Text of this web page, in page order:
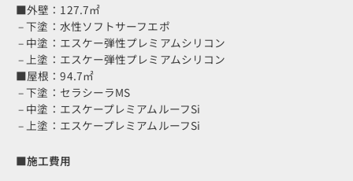
■外壁：127.7㎡
– 下塗：水性ソフトサーフエポ
– 中塗：エスケー弾性プレミアムシリコン
– 上塗：エスケー弾性プレミアムシリコン
■屋根：94.7㎡
– 下塗：セラシーラMS
– 中塗：エスケープレミアムルーフSi
– 上塗：エスケープレミアムルーフSi
■施工費用